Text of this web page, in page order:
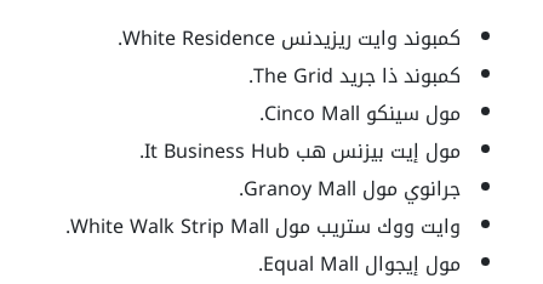
كمبوند وايت ريزيدنس White Residence.
كمبوند ذا جريد The Grid.
مول سينكو Cinco Mall.
مول إيت بيزنس هب It Business Hub.
جرانوي مول Granoy Mall.
وايت ووك ستريب مول White Walk Strip Mall.
مول إيجوال Equal Mall.